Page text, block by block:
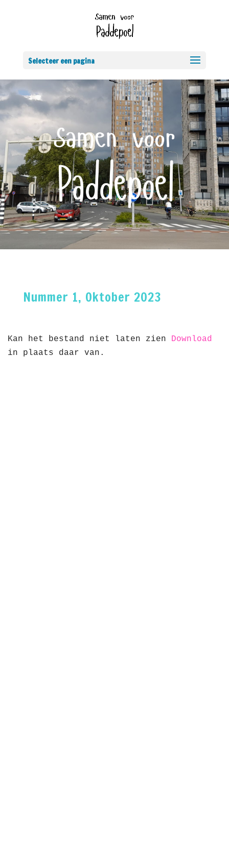
Selecteer een pagina
Nummer 1, Oktober 2023
Kan het bestand niet laten zien
Download
in plaats daar van.